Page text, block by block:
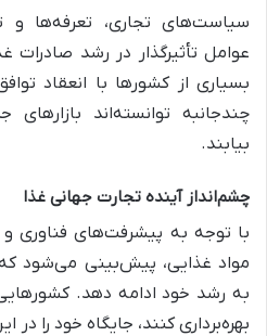
سیاست‌های تجاری، تعرفه‌ها و
عوامل تأثیرگذار در رشد صادرات
بسیاری از کشورها با انعقاد
چندجانبه توانسته‌اند
بیابند.
چشم‌انداز آینده تجارت جهانی غذا
با توجه به پیشرفت‌های فناوری
مواد غذایی، پیش‌بینی می‌شود
به رشد خود ادامه دهد.
بهره‌برداری کنند، جایگاه خود را در